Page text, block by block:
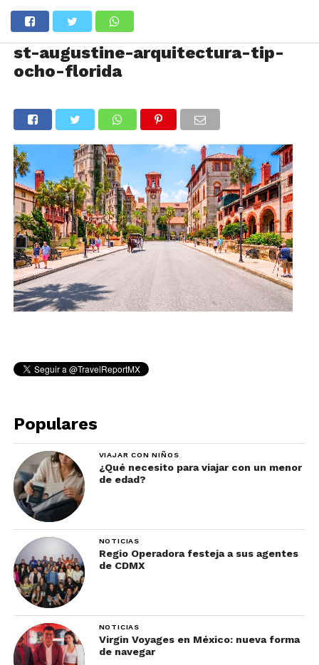
st-augustine-arquitectura-tip-
ocho-florida
Populares
VIAJAR CON NIÑOS
¿Qué necesito para viajar con un menor
de edad?
NOTICIAS
Regio Operadora festeja a sus agentes
de CDMX
NOTICIAS
Virgin Voyages en México: nueva forma
de navegar